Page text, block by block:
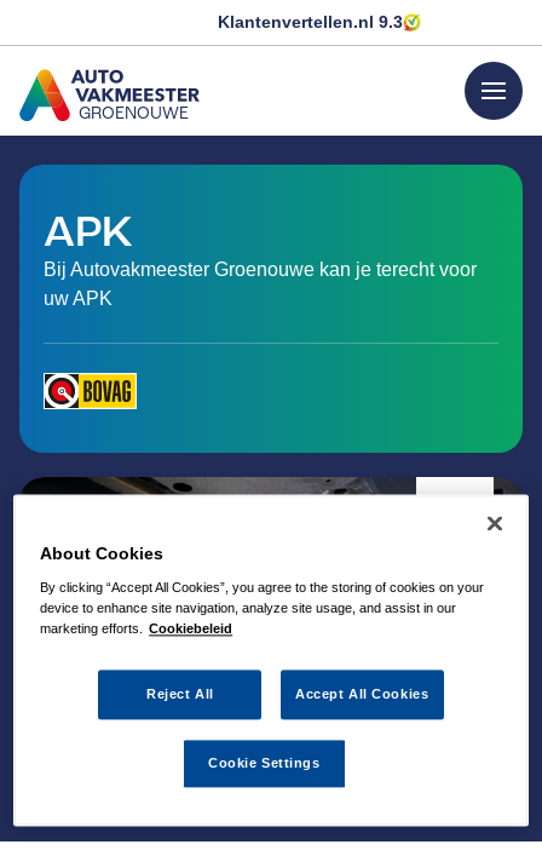
Klantenvertellen.nl 9.3
GROENOUWE
GA NAAR DE HOMEPAGINA
menu
APK
Bij Autovakmeester Groenouwe kan je terecht voor
uw APK
About Cookies
By clicking “Accept All Cookies”, you agree to the storing of cookies on your
device to enhance site navigation, analyze site usage, and assist in our
marketing efforts.
Cookiebeleid
Reject All Accept All Cookies
Cookie Settings